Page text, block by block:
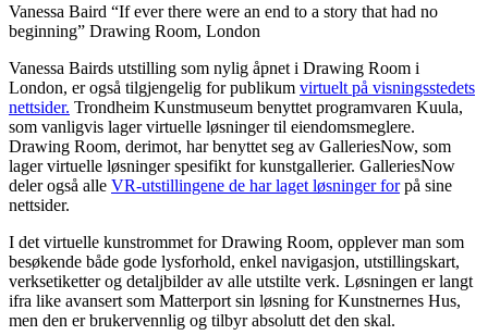
Vanessa Baird “If ever there were an end to a story that had no
beginning” Drawing Room, London
Vanessa Bairds utstilling som nylig åpnet i Drawing Room i
London, er også tilgjengelig for publikum virtuelt på visningsstedets
nettsider. Trondheim Kunstmuseum benyttet programvaren Kuula,
som vanligvis lager virtuelle løsninger til eiendomsmeglere.
Drawing Room, derimot, har benyttet seg av GalleriesNow, som
lager virtuelle løsninger spesifikt for kunstgallerier. GalleriesNow
deler også alle VR-utstillingene de har laget løsninger forpå sine
nettsider.
I det virtuelle kunstrommet for Drawing Room, opplever man som
besøkende både gode lysforhold, enkel navigasjon, utstillingskart,
verksetiketter og detaljbilder av alle utstilte verk. Løsningen er langt
ifra like avansert som Matterport sin løsning for Kunstnernes Hus,
men den er brukervennlig og tilbyr absolutt det den skal.